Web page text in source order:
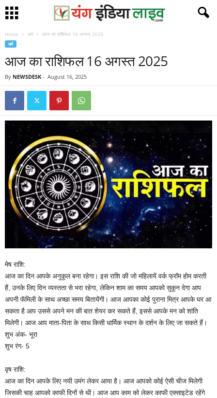
Home धर्म आज का राशिफल 16 अगस्त 2025
धर्म
आज का राशिफल 16 अगस्त 2025
By NEWSDESK - August 16, 2025
मेष राशि:
आज का दिन आपके अनुकूल बना रहेगा। इस राशि की जो महिलायें वर्क फ्रॉम होम करती
हैं, उनके लिए दिन व्यस्तता से भरा रहेगा, लेकिन शाम का समय आपको सुकून देगा आप
अपनी फॅमिली के साथ अच्छा समय बितायेंगी। आज आपका कोई पुराना मित्र आपके घर आ
सकता है आप उससे अपने मन की बात शेयर कर सकते हैं, इससे आपके मन को शांति
मिलेगी। आज आप माता-पिता के साथ किसी धार्मिक स्थान के दर्शन के लिए जा सकते हैं।
शुभ अंक- भूरा
शुभ रंग- 5
वृष राशि:
आज का दिन आपके लिए नयी उमंग लेकर आया है। आज आपको कोई ऐसी चीज मिलेगी
जिसकी चाह आपको काफी दिनों से थी। आज आप काम को लेकर काफी एक्साइटेड रहेंगे